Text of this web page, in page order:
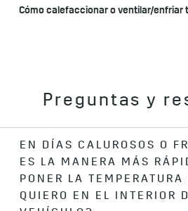
Cómo calefaccionar o ventilar/enfriar
Preguntas y
EN DÍAS CALUROSOS O
ES LA MANERA MÁS
PONER LA TEMPERATURA
QUIERO EN EL INTERIOR